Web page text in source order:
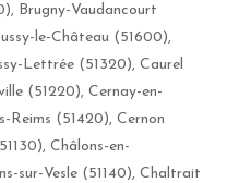
Brugny-Vaudancourt
le-Château (51600),
Lettrée (51320), Caurel
(51220), Cernay-en-
Reims (51420), Cernon
Châlons-en-
sur-Vesle (51140), Chaltrait